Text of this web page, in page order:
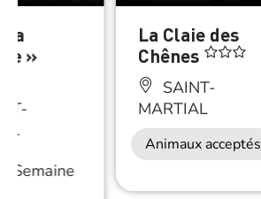
»
Semaine
La Claie des
Chênes
SAINT-
MARTIAL
Animaux acceptés